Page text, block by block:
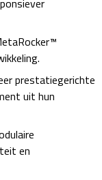
prestatiegerichte
uit hun
en